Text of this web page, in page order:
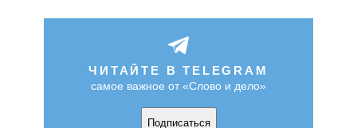
ЧИТАЙТЕ В TELEGRAM
самое важное от «Слово и дело»
Подписаться